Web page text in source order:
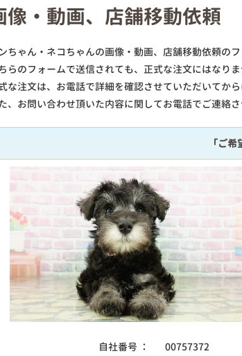
像・動画、店舗移動依頼
ちゃん・ネコちゃんの画像・動画、店舗移動依頼のフ
らのフォームで送信されても、正式な注文にはなりま
な注文は、お電話で詳細を確認させていただいてか
、お問い合わせ頂いた内容に関してお電話でご連絡
「ご
自社番号 ：
00757372